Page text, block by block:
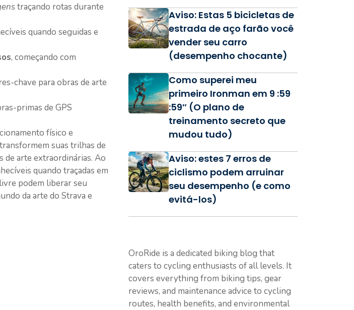
traçando rotas durante
quando seguidas e
, começando com
chave para obras de arte
primas de GPS
físico e
suas trilhas de
de arte extraordinárias. Ao
quando traçadas em
podem liberar seu
da arte do Strava e
Aviso: Estas 5 bicicletas de
estrada de aço farão você
vender seu carro
(desempenho chocante)
Como superei meu
primeiro Ironman em 9 :59
:59″ (O plano de
treinamento secreto que
mudou tudo)
Aviso: estes 7 erros de
ciclismo podem arruinar
seu desempenho (e como
evitá-los)
OroRide is a dedicated biking blog that
caters to cycling enthusiasts of all levels. It
covers everything from biking tips, gear
reviews, and maintenance advice to cycling
routes, health benefits, and environmental